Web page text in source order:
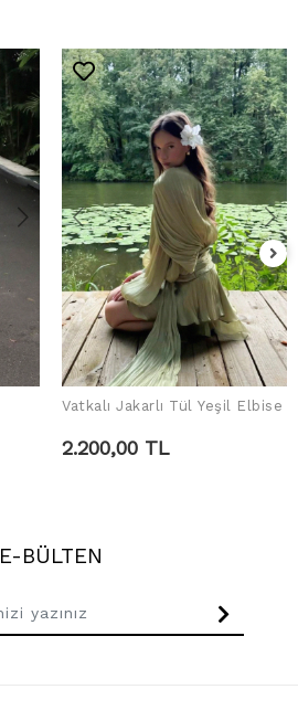
SEPETE EKLE
Vatkalı Jakarlı Tül Yeşil Elbise
2.200,00 TL
E-BÜLTEN